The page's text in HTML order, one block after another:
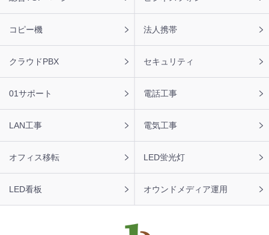
ました。ありがとうございます。
2026年8月7日 11:48
【福岡県】コピー機 KONICA MINOLTA 導入のお問い合わ
した。ありがとうございます。
タ
コピー機 法人携帯
クラウドPBX セキュリティ
01サポート 電話工事
LAN工事 電気工事
オフィス移転 LED蛍光灯
LED看板 オウンドメディア運用